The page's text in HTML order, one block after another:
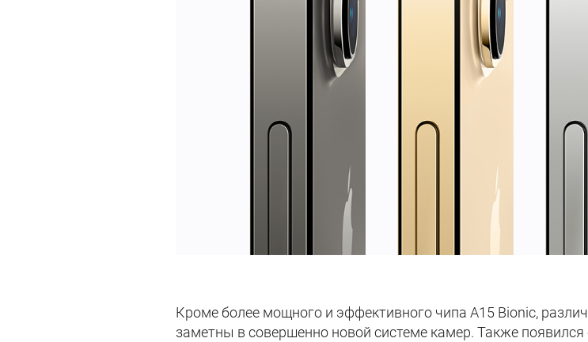
Кроме более мощного и эффективного чипа A15 Bionic,
заметны в совершенно новой системе камер. Также